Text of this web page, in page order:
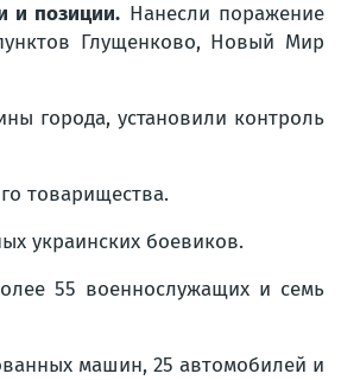
и позиции. Нанесли поражение
Глущенково, Новый Мир
города, установили контроль
товарищества.
украинских боевиков.
55 военнослужащих и семь
машин, 25 автомобилей и